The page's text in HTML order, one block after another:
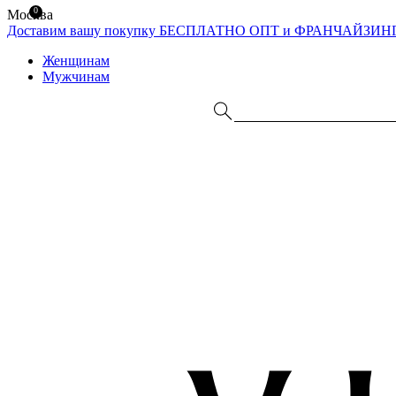
Москва
Доставим вашу покупку БЕСПЛАТНО ОПТ и
Женщинам
Мужчинам
0